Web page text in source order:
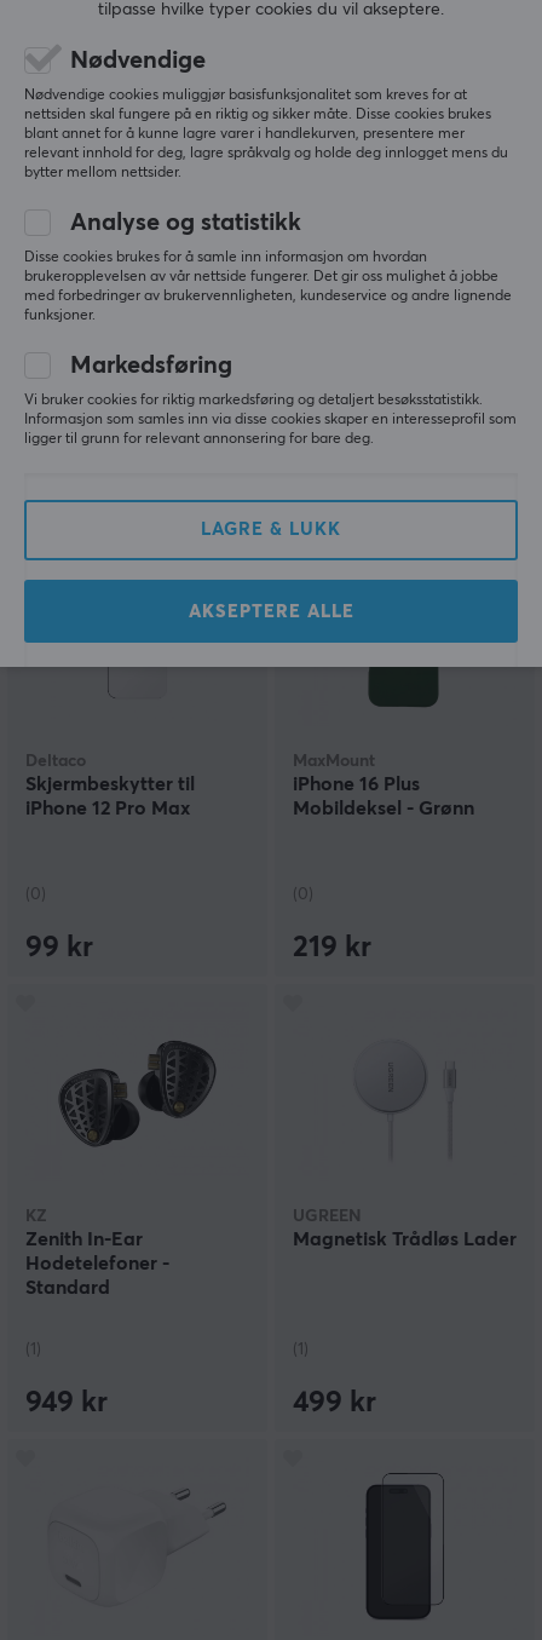
499 kr
Deltaco
iPhone 15 Pro - Svart
(0)
199 kr
Natec
(1)
299 kr
Deltaco
Skjermbeskytter til
iPhone 12 Pro Max
(0)
99 kr
MaxMount
iPhone 16 Plus
Mobildeksel - Grønn
(0)
219 kr
KZ
Zenith In-Ear
Hodetelefoner -
Standard
(1)
949 kr
UGREEN
Magnetisk Trådløs Lader
(1)
499 kr
tilpasse hvilke typer cookies du vil akseptere.
Nødvendige
Nødvendige cookies muliggjør basisfunksjonalitet som kreves for at
nettsiden skal fungere på en riktig og sikker måte. Disse cookies brukes
blant annet for å kunne lagre varer i handlekurven, presentere mer
relevant innhold for deg, lagre språkvalg og holde deg innlogget mens du
bytter mellom nettsider.
Analyse og statistikk
Disse cookies brukes for å samle inn informasjon om hvordan
brukeropplevelsen av vår nettside fungerer. Det gir oss mulighet å jobbe
med forbedringer av brukervennligheten, kundeservice og andre lignende
funksjoner.
Markedsføring
Vi bruker cookies for riktig markedsføring og detaljert besøksstatistikk.
Informasjon som samles inn via disse cookies skaper en interesseprofil som
ligger til grunn for relevant annonsering for bare deg.
LAGRE & LUKK
AKSEPTERE ALLE